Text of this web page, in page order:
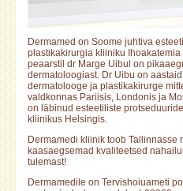
Dermamed on Soome juhtiva
plastikakirurgia kliiniku
peaarstil dr Marge Uibul on
dermatoloogiast. Dr Uibu on
dermatolooge ja plastikakirurge
valdkonnas Pariisis, Londonis ja
on läbinud esteetiliste
kliinikus Helsingis.
Dermamedi kliinik toob
kaasaegsemad kvaliteetsed
tulemast!
Dermamedile on Tervishoiuameti